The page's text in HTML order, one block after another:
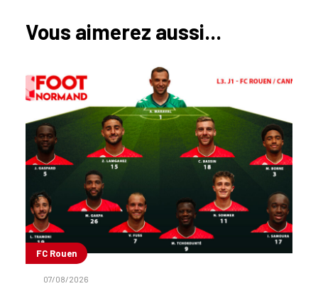
Vous aimerez aussi...
FC Rouen
07/08/2026